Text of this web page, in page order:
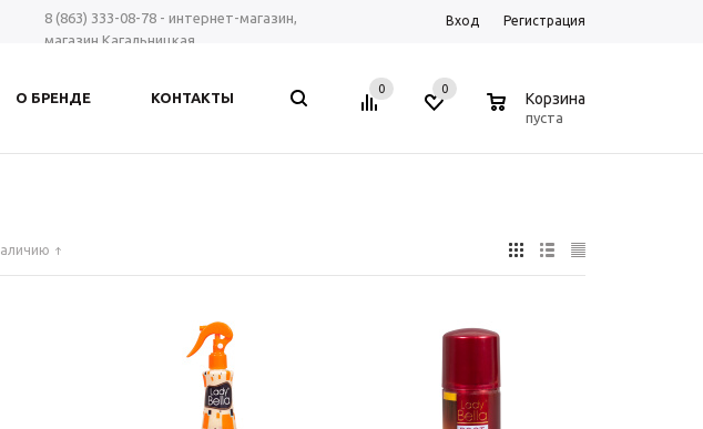
8 (863) 333-08-78 - интернет-магазин,
магазин Кагальницкая
+7 961 423-66-00 - MAX, Telegram, WhatsApp
Вход Регистрация
О БРЕНДЕ КОНТАКТЫ
0 0
Корзина
пуста